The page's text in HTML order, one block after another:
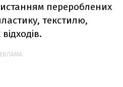
перероблених
текстилю,